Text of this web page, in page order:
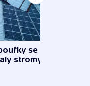
se
stromy a